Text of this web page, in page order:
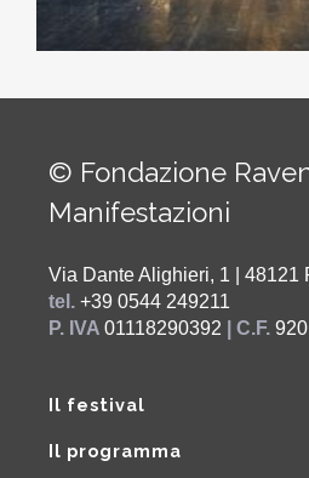
© Fondazione
Manifestazioni
Via Dante Alighieri, 1 | 48121
tel. +39 0544 249211
P. IVA 01118290392 | C.F.
Il festival
Il programma